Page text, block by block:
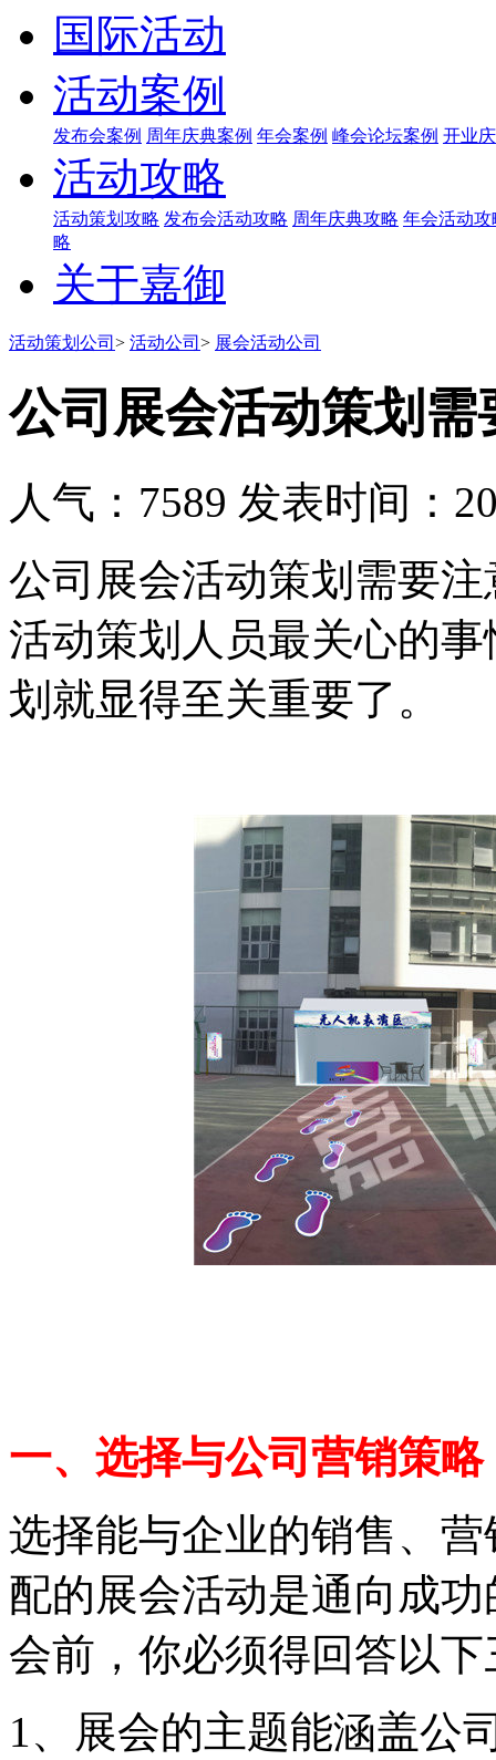
国际活动
活动案例
发布会案例 周年庆典案例 年会案例 峰会论坛案例 开业
活动攻略
活动策划攻略 发布会活动攻略 周年庆典攻略 年会活动攻
略
关于嘉御
活动策划公司 > 活动公司 > 展会活动公司
公司展会活动策划
人气：7589 发表时间：
公司展会活动策划需要
活动策划人员最关心的
划就显得至关重要了。
一、选择与公司营销策
选择能与企业的销售、
配的展会活动是通向成
会前，你必须得回答以
1、展会的主题能涵盖公